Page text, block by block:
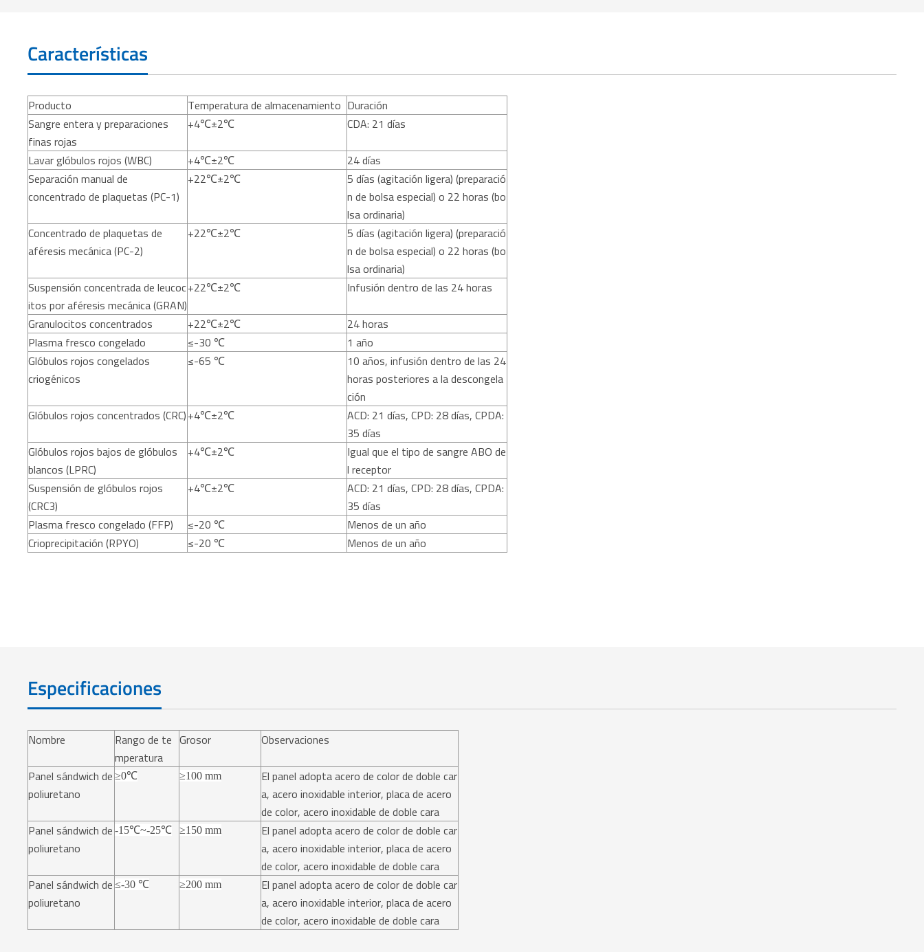
Características
Producto Temperatura de almacenamiento Duración
Sangre entera y preparaciones
finas rojas
+4℃±2℃ CDA: 21 días
Lavar glóbulos rojos (WBC) +4℃±2℃
24 días
Separación manual de
concentrado de plaquetas (PC-1)
+22℃±2℃
5 días (agitación ligera) (preparació
n de bolsa especial) o 22 horas (bo
lsa ordinaria)
Concentrado de plaquetas de
aféresis mecánica (PC-2)
+22℃±2℃
5 días (agitación ligera) (preparació
n de bolsa especial) o 22 horas (bo
lsa ordinaria)
Suspensión concentrada de leucoc
itos por aféresis mecánica (GRAN)
+22℃±2℃ Infusión dentro de las 24 horas
Granulocitos concentrados +22℃±2℃
24 horas
Plasma fresco congelado
≤-30 ℃
1 año
Glóbulos rojos congelados
criogénicos
≤-65 ℃
10 años, infusión dentro de las 24
horas posteriores a la descongela
ción
Glóbulos rojos concentrados (CRC)+4℃±2℃
ACD: 21 días, CPD: 28 días, CPDA:
35 días
Glóbulos rojos bajos de glóbulos
blancos (LPRC)
+4℃±2℃
Igual que el tipo de sangre ABO de
l receptor
Suspensión de glóbulos rojos
(CRC3)
+4℃±2℃
ACD: 21 días, CPD: 28 días, CPDA:
35 días
Plasma fresco congelado (FFP)
≤-20 ℃
Menos de un año
Crioprecipitación (RPYO)
≤-20 ℃ Menos de un año
Especificaciones
Nombre
Rango de te
mperatura
Grosor Observaciones
Panel sándwich de
poliuretano
≥0℃ ≥100 mm
El panel adopta acero de color de doble car
a, acero inoxidable interior, placa de acero
de color, acero inoxidable de doble cara
Panel sándwich de
poliuretano
-15℃~-25℃ ≥150 mm
El panel adopta acero de color de doble car
a, acero inoxidable interior, placa de acero
de color, acero inoxidable de doble cara
Panel sándwich de
poliuretano
≤-30 ℃ ≥200 mm
El panel adopta acero de color de doble car
a, acero inoxidable interior, placa de acero
de color, acero inoxidable de doble cara